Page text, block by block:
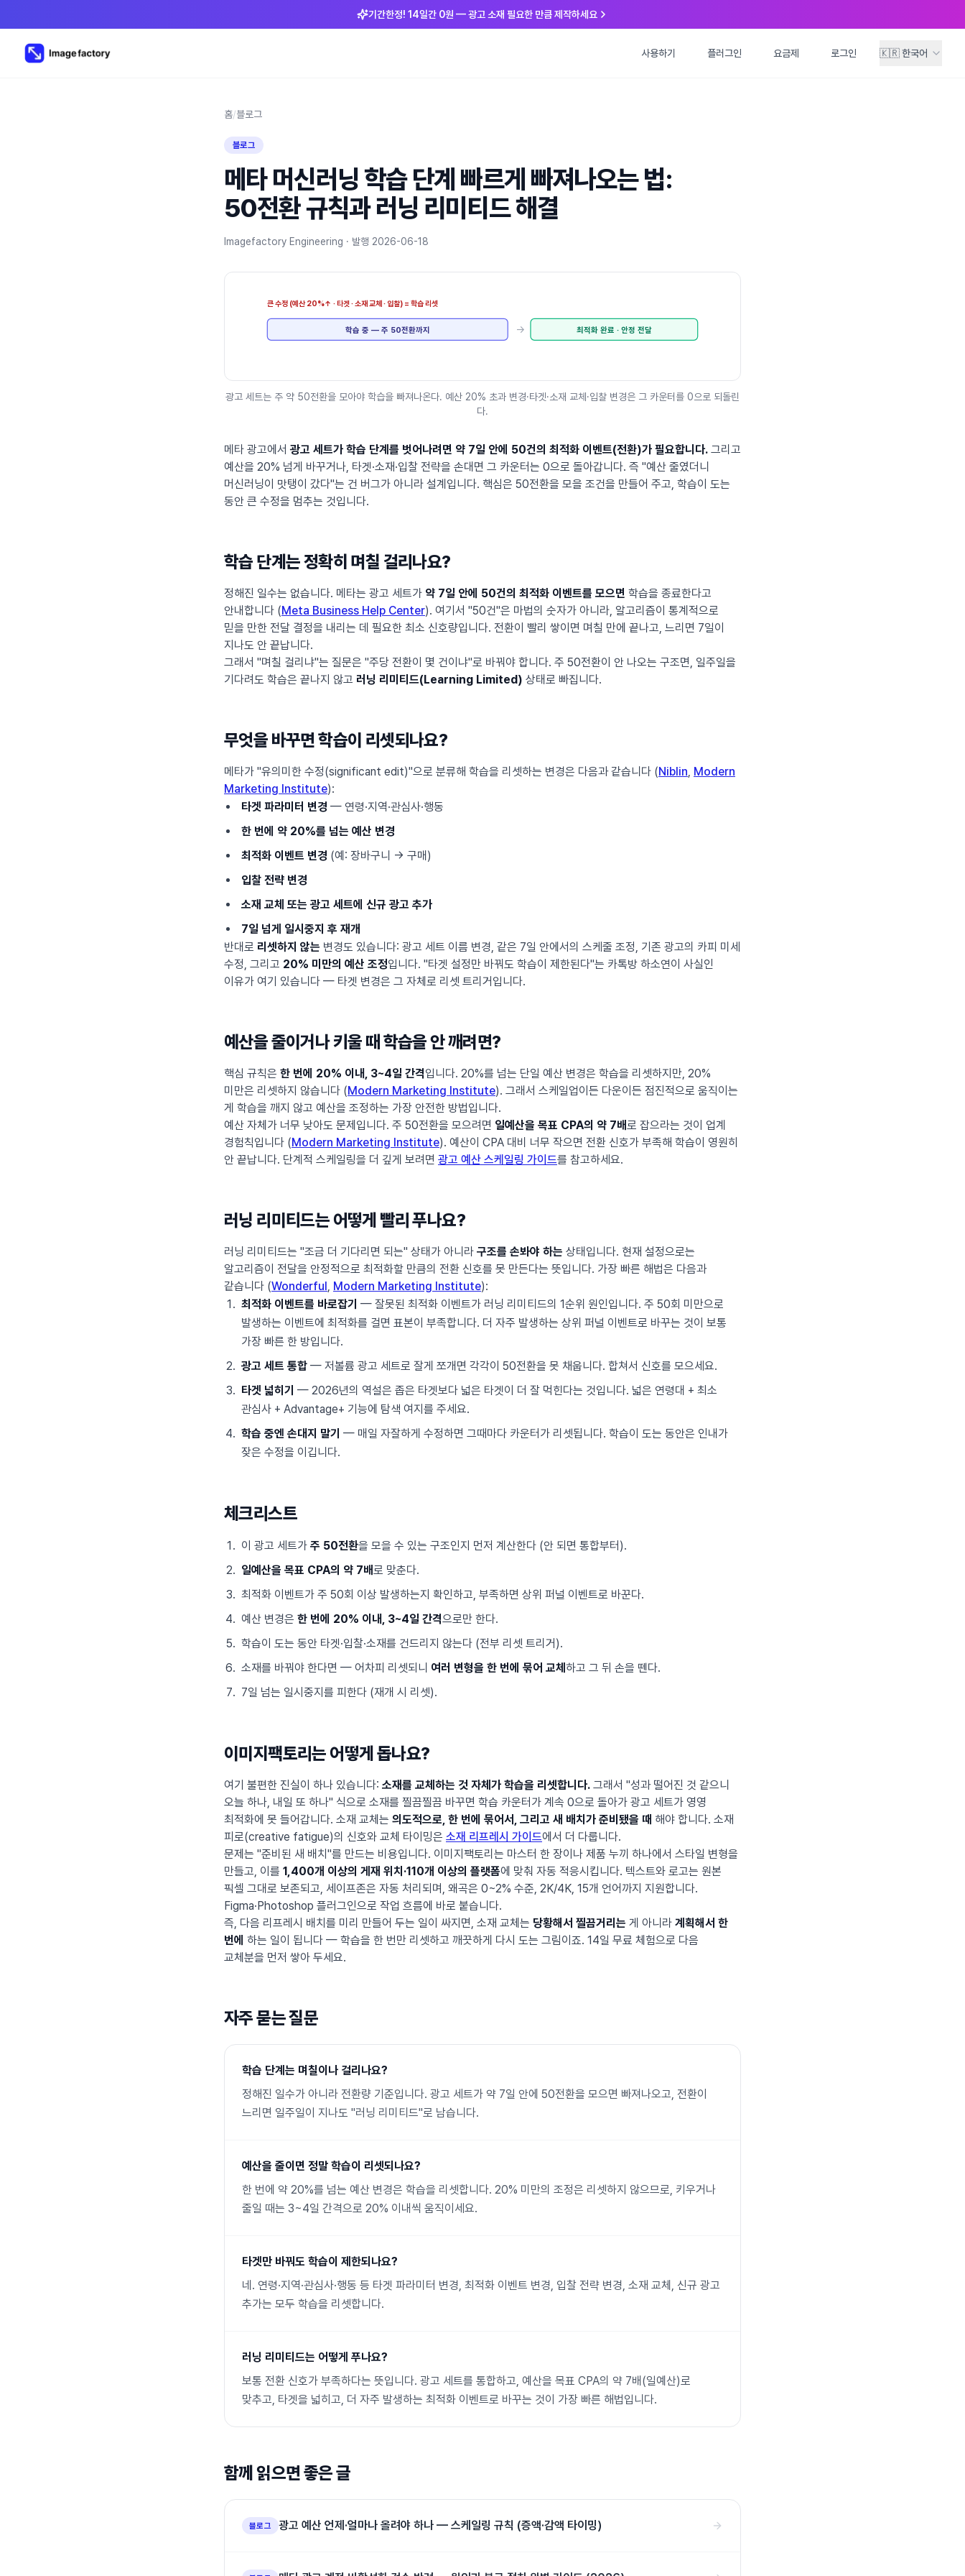
기간한정! 14일간 0원 — 광고 소재 필요한 만큼 제작하세요
사용하기 플러그인 요금제 로그인 🇰🇷한국어
사용하기 플러그인 요금제 로그인 🇰🇷한국어
홈/블로그
블로그
메타 머신러닝 학습 단계 빠르게 빠져나오는 법:
50전환 규칙과 러닝 리미티드 해결
Imagefactory Engineering · 발행 2026-06-18
큰 수정 (예산 20%↑ · 타겟 · 소재 교체 · 입찰) = 학습 리셋
학습 중 — 주 50전환까지 → 최적화 완료 · 안정 전달
광고 세트는 주 약 50전환을 모아야 학습을 빠져나온다. 예산 20% 초과 변경·타겟·소재 교체·입찰 변경은 그 카운터를 0으로 되돌린
다.
메타 광고에서 광고 세트가 학습 단계를 벗어나려면 약 7일 안에 50건의 최적화 이벤트(전환)가 필요합니다. 그리고
예산을 20% 넘게 바꾸거나, 타겟·소재·입찰 전략을 손대면 그 카운터는 0으로 돌아갑니다. 즉 "예산 줄였더니
머신러닝이 맛탱이 갔다"는 건 버그가 아니라 설계입니다. 핵심은 50전환을 모을 조건을 만들어 주고, 학습이 도는
동안 큰 수정을 멈추는 것입니다.
학습 단계는 정확히 며칠 걸리나요?
정해진 일수는 없습니다. 메타는 광고 세트가 약 7일 안에 50건의 최적화 이벤트를 모으면 학습을 종료한다고
안내합니다 (Meta Business Help Center). 여기서 "50건"은 마법의 숫자가 아니라, 알고리즘이 통계적으로
믿을 만한 전달 결정을 내리는 데 필요한 최소 신호량입니다. 전환이 빨리 쌓이면 며칠 만에 끝나고, 느리면 7일이
지나도 안 끝납니다.
그래서 "며칠 걸리냐"는 질문은 "주당 전환이 몇 건이냐"로 바꿔야 합니다. 주 50전환이 안 나오는 구조면, 일주일을
기다려도 학습은 끝나지 않고 러닝 리미티드(Learning Limited) 상태로 빠집니다.
무엇을 바꾸면 학습이 리셋되나요?
메타가 "유의미한 수정(significant edit)"으로 분류해 학습을 리셋하는 변경은 다음과 같습니다 (Niblin, Modern
Marketing Institute):
타겟 파라미터 변경 — 연령·지역·관심사·행동
한 번에 약 20%를 넘는 예산 변경
최적화 이벤트 변경 (예: 장바구니 → 구매)
입찰 전략 변경
소재 교체 또는 광고 세트에 신규 광고 추가
7일 넘게 일시중지 후 재개
반대로 리셋하지 않는 변경도 있습니다: 광고 세트 이름 변경, 같은 7일 안에서의 스케줄 조정, 기존 광고의 카피 미세
수정, 그리고 20% 미만의 예산 조정입니다. "타겟 설정만 바꿔도 학습이 제한된다"는 카톡방 하소연이 사실인
이유가 여기 있습니다 — 타겟 변경은 그 자체로 리셋 트리거입니다.
예산을 줄이거나 키울 때 학습을 안 깨려면?
핵심 규칙은 한 번에 20% 이내, 3~4일 간격입니다. 20%를 넘는 단일 예산 변경은 학습을 리셋하지만, 20%
미만은 리셋하지 않습니다 (Modern Marketing Institute). 그래서 스케일업이든 다운이든 점진적으로 움직이는
게 학습을 깨지 않고 예산을 조정하는 가장 안전한 방법입니다.
예산 자체가 너무 낮아도 문제입니다. 주 50전환을 모으려면 일예산을 목표 CPA의 약 7배로 잡으라는 것이 업계
경험칙입니다 (Modern Marketing Institute). 예산이 CPA 대비 너무 작으면 전환 신호가 부족해 학습이 영원히
안 끝납니다. 단계적 스케일링을 더 깊게 보려면 광고 예산 스케일링 가이드를 참고하세요.
러닝 리미티드는 어떻게 빨리 푸나요?
러닝 리미티드는 "조금 더 기다리면 되는" 상태가 아니라 구조를 손봐야 하는 상태입니다. 현재 설정으로는
알고리즘이 전달을 안정적으로 최적화할 만큼의 전환 신호를 못 만든다는 뜻입니다. 가장 빠른 해법은 다음과
같습니다 (Wonderful , Modern Marketing Institute):
최적화 이벤트를 바로잡기 — 잘못된 최적화 이벤트가 러닝 리미티드의 1순위 원인입니다. 주 50회 미만으로
발생하는 이벤트에 최적화를 걸면 표본이 부족합니다. 더 자주 발생하는 상위 퍼널 이벤트로 바꾸는 것이 보통
가장 빠른 한 방입니다.
광고 세트 통합 — 저볼륨 광고 세트로 잘게 쪼개면 각각이 50전환을 못 채웁니다. 합쳐서 신호를 모으세요.
타겟 넓히기 — 2026년의 역설은 좁은 타겟보다 넓은 타겟이 더 잘 먹힌다는 것입니다. 넓은 연령대 + 최소
관심사 + Advantage+ 기능에 탐색 여지를 주세요.
학습 중엔 손대지 말기 — 매일 자잘하게 수정하면 그때마다 카운터가 리셋됩니다. 학습이 도는 동안은 인내가
잦은 수정을 이깁니다.
체크리스트
이 광고 세트가 주 50전환을 모을 수 있는 구조인지 먼저 계산한다 (안 되면 통합부터).
일예산을 목표 CPA의 약 7배로 맞춘다.
최적화 이벤트가 주 50회 이상 발생하는지 확인하고, 부족하면 상위 퍼널 이벤트로 바꾼다.
예산 변경은 한 번에 20% 이내, 3~4일 간격으로만 한다.
학습이 도는 동안 타겟·입찰·소재를 건드리지 않는다 (전부 리셋 트리거).
소재를 바꿔야 한다면 — 어차피 리셋되니 여러 변형을 한 번에 묶어 교체 하고 그 뒤 손을 뗀다.
7일 넘는 일시중지를 피한다 (재개 시 리셋).
이미지팩토리는 어떻게 돕나요?
여기 불편한 진실이 하나 있습니다: 소재를 교체하는 것 자체가 학습을 리셋합니다. 그래서 "성과 떨어진 것 같으니
오늘 하나, 내일 또 하나" 식으로 소재를 찔끔찔끔 바꾸면 학습 카운터가 계속 0으로 돌아가 광고 세트가 영영
최적화에 못 들어갑니다. 소재 교체는 의도적으로, 한 번에 묶어서, 그리고 새 배치가 준비됐을 때 해야 합니다. 소재
피로(creative fatigue)의 신호와 교체 타이밍은 소재 리프레시 가이드에서 더 다룹니다.
문제는 "준비된 새 배치"를 만드는 비용입니다. 이미지팩토리는 마스터 한 장이나 제품 누끼 하나에서 스타일 변형을
만들고, 이를 1,400개 이상의 게재 위치·110개 이상의 플랫폼에 맞춰 자동 적응시킵니다. 텍스트와 로고는 원본
픽셀 그대로 보존되고, 세이프존은 자동 처리되며, 왜곡은 0~2% 수준, 2K/4K, 15개 언어까지 지원합니다.
Figma·Photoshop 플러그인으로 작업 흐름에 바로 붙습니다.
즉, 다음 리프레시 배치를 미리 만들어 두는 일이 싸지면, 소재 교체는 당황해서 찔끔거리는 게 아니라 계획해서 한
번에 하는 일이 됩니다 — 학습을 한 번만 리셋하고 깨끗하게 다시 도는 그림이죠. 14일 무료 체험으로 다음
교체분을 먼저 쌓아 두세요.
자주 묻는 질문
학습 단계는 며칠이나 걸리나요?
정해진 일수가 아니라 전환량 기준입니다. 광고 세트가 약 7일 안에 50전환을 모으면 빠져나오고, 전환이
느리면 일주일이 지나도 "러닝 리미티드"로 남습니다.
예산을 줄이면 정말 학습이 리셋되나요?
한 번에 약 20%를 넘는 예산 변경은 학습을 리셋합니다. 20% 미만의 조정은 리셋하지 않으므로, 키우거나
줄일 때는 3~4일 간격으로 20% 이내씩 움직이세요.
타겟만 바꿔도 학습이 제한되나요?
네. 연령·지역·관심사·행동 등 타겟 파라미터 변경, 최적화 이벤트 변경, 입찰 전략 변경, 소재 교체, 신규 광고
추가는 모두 학습을 리셋합니다.
러닝 리미티드는 어떻게 푸나요?
보통 전환 신호가 부족하다는 뜻입니다. 광고 세트를 통합하고, 예산을 목표 CPA의 약 7배(일예산)로
맞추고, 타겟을 넓히고, 더 자주 발생하는 최적화 이벤트로 바꾸는 것이 가장 빠른 해법입니다.
함께 읽으면 좋은 글
블로그 광고 예산 언제·얼마나 올려야 하나 — 스케일링 규칙 (증액·감액 타이밍)